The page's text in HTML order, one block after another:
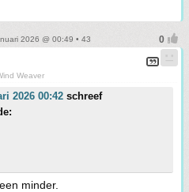
2026 @ 00:49 • 43
Weaver
2026 00:42 schreef
minder.